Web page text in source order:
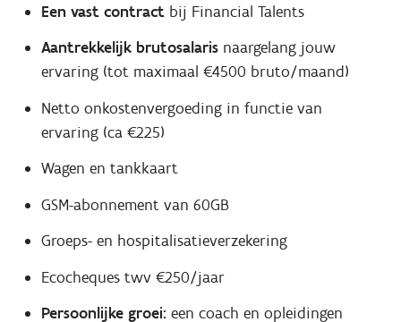
Een vast contract bij Financial Talents
Aantrekkelijk brutosalarisnaargelang jouw
ervaring (tot maximaal €4500 bruto/maand)
Netto onkostenvergoeding in functie van
ervaring (ca €225)
Wagen en tankkaart
GSM-abonnement van 60GB
Groeps- en hospitalisatieverzekering
Ecocheques twv €250/jaar
Persoonlijke groei: een coach en opleidingen